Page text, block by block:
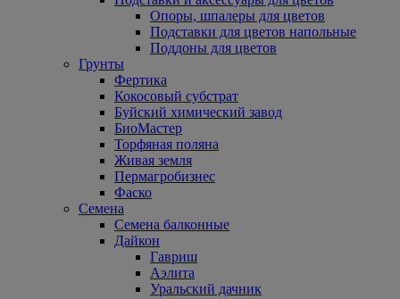
Опоры, шпалеры для цветов
Подставки для цветов напольные
Поддоны для цветов
Грунты
Фертика
Кокосовый субстрат
Буйский химический завод
БиоМастер
Торфяная поляна
Живая земля
Пермагробизнес
Фаско
Семена
Семена балконные
Дайкон
Гавриш
Аэлита
Уральский дачник